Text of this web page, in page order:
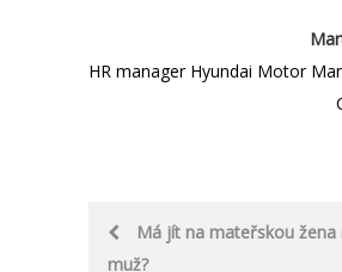
HR manager Hyundai Motor
PostMá jít na mateřskou žena
muž?